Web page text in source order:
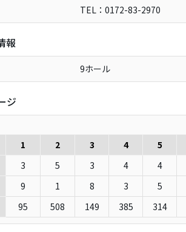
TEL：0172-83-2970
報
9ホール
ジ
1 2 3 4 5
3
5 3 4 4
9
1 8 3 5
95
508 149 385 314